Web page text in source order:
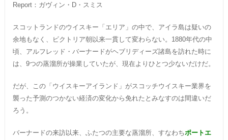
Report：ガヴィン・D・スミス
スコットランドのウイスキー「エリア」の中で、アイラ島は疑いの
余地もなく、ビクトリア朝以来一貫して変わらない。1880年代の中
頃、アルフレッド・バーナードがヘブリディーズ諸島を訪れた時に
は、9つの蒸溜所が操業していたが、現在よりひとつ少ないだけだ。
だが、この「ウイスキーアイランド」がスコッチウイスキー業界を
襲った予測のつかない経済の変化から免れたとみなすのは間違いだ
ろう。
バーナードの来訪以来、ふたつの主要な蒸溜所、すなわちポートエ